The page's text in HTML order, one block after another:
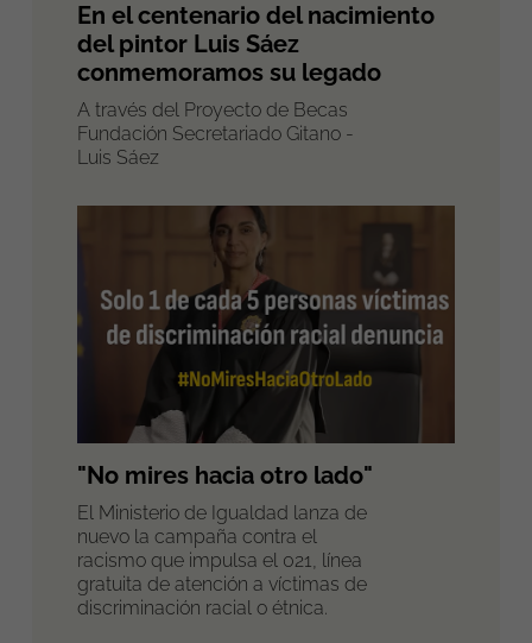
En el centenario del nacimiento
del pintor Luis Sáez
conmemoramos su legado
A través del Proyecto de Becas
Fundación Secretariado Gitano -
Luis Sáez
"No mires hacia otro lado"
El Ministerio de Igualdad lanza de
nuevo la campaña contra el
racismo que impulsa el 021, línea
gratuita de atención a víctimas de
discriminación racial o étnica.